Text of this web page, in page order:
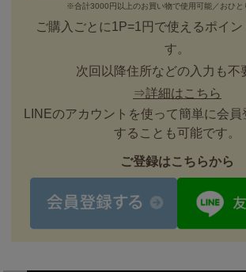
※合計3000円以上のお買い物で使用可能／おひと
ご購入ごとに1P=1円で使えるポイン
す。
次回以降住所などの入力も不
⇒詳細はこちら
LINEのアカウントを使って簡単に会
することも可能です。
ご登録はこちらから